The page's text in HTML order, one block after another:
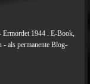
1944 . E-Book,
als permanente Blog-